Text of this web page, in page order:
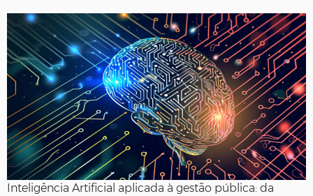
Inteligência Artificial aplicada à gestão pública: da